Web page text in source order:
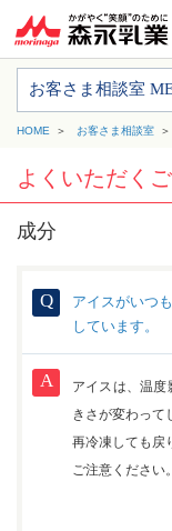
お客さま相談室
HOME お客さま相談室
よくいただく
成分
アイスがいつ
しています。
アイスは、温
きさが変わって
再冷凍しても戻
ご注意ください。